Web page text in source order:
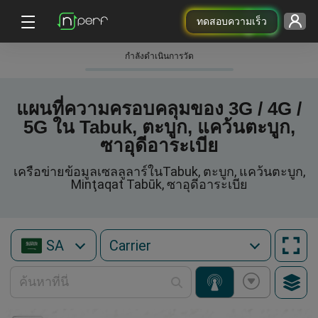
ทดสอบความเร็ว
กําลังดําเนินการวัด
แผนที่ความครอบคลุมของ 3G / 4G /
5G ใน Tabuk, ตะบูก, แคว้นตะบูก,
ซาอุดีอาระเบีย
เครือข่ายข้อมูลเซลลูลาร์ในTabuk, ตะบูก, แคว้นตะบูก,
Minţaqat Tabūk, ซาอุดีอาระเบีย
SA